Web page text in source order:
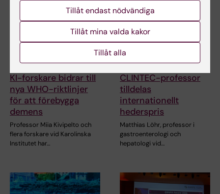
23 jul 2026
KI-forskare bidrar till
nya WHO-riktlinjer
för att förebygga
demens
Professor Miia Kivipelto och
flera forskare vid Karolinska
Institutet har…
3 jul 2026
CLINTEC-professor
tilldelas
internationellt
hederspris
Matthias Löhr, professor i
gastroenterologi och
hepatologi vid…
Tillåt endast nödvändiga
Tillåt mina valda kakor
Tillåt alla